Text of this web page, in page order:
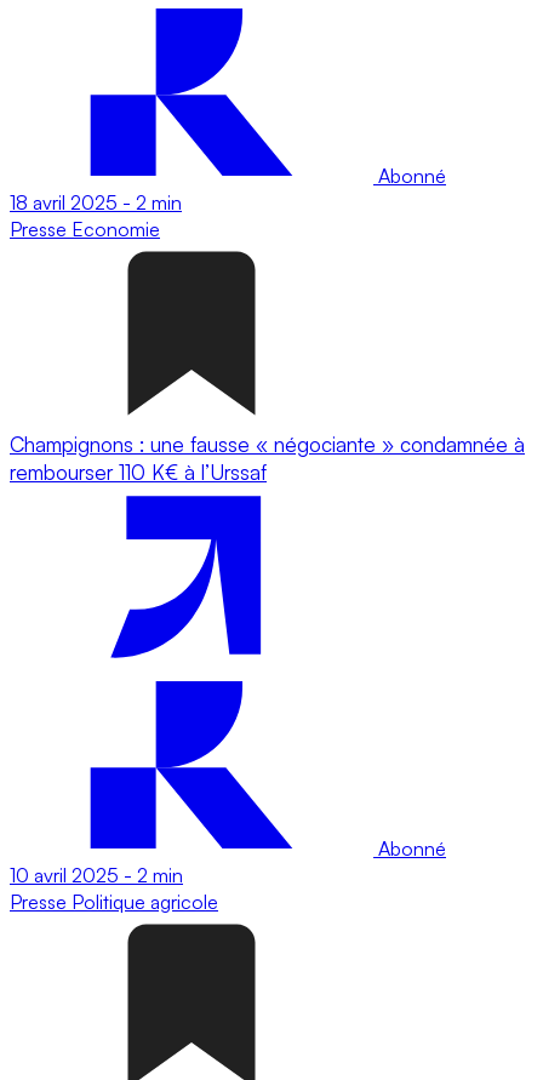
Abonné
18 avril 2025 - 2 min
Presse Economie
Champignons : une fausse « négociante » condamnée à
rembourser 110 K€ à l’Urssaf
Abonné
10 avril 2025 - 2 min
Presse Politique agricole